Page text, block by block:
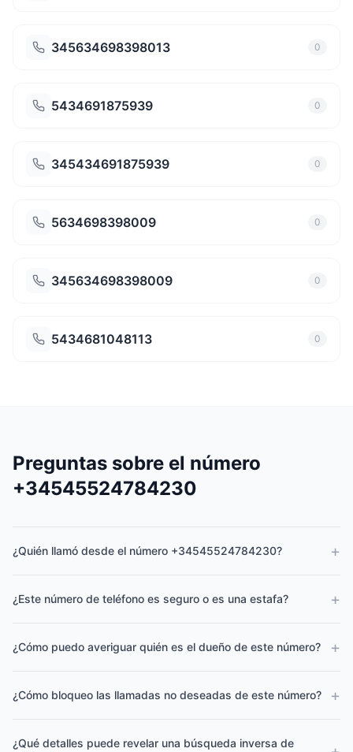
345634698398013 0
5434691875939 0
345434691875939 0
5634698398009 0
345634698398009 0
5434681048113 0
Preguntas sobre el número
+34545524784230
¿Quién llamó desde el número +34545524784230? +
¿Este número de teléfono es seguro o es una estafa? +
¿Cómo puedo averiguar quién es el dueño de este número? +
¿Cómo bloqueo las llamadas no deseadas de este número? +
¿Qué detalles puede revelar una búsqueda inversa de